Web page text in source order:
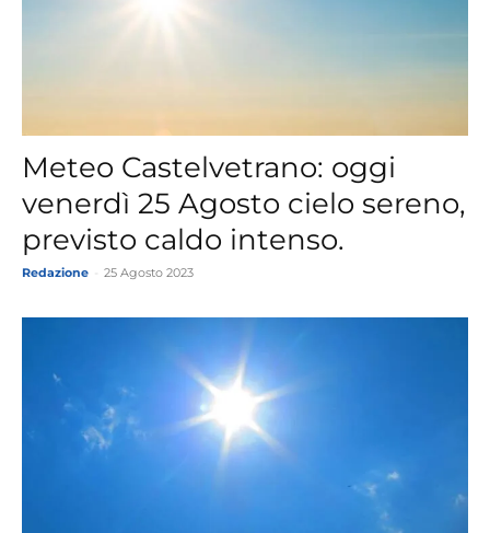
Meteo Castelvetrano: oggi
venerdì 25 Agosto cielo sereno,
previsto caldo intenso.
Redazione 25 Agosto 2023